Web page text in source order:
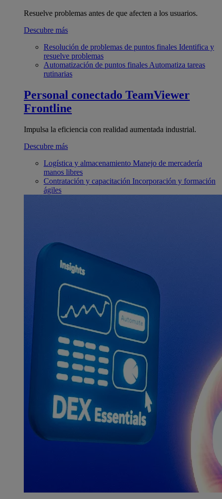
Resuelve problemas antes de que afecten a los usuarios.
Descubre más
Resolución de problemas de puntos finales Identifica y
resuelve problemas
Automatización de puntos finales Automatiza tareas
rutinarias
Personal conectado TeamViewer
Frontline
Impulsa la eficiencia con realidad aumentada industrial.
Descubre más
Logística y almacenamiento Manejo de mercadería
manos libres
Contratación y capacitación Incorporación y formación
ágiles